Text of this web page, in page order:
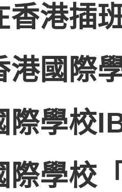
香港插
港國際
際學校
際學校